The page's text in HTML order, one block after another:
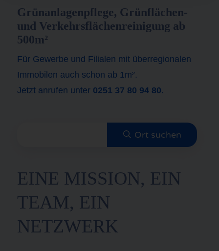
Grünanlagenpflege, Grünflächen-
und Verkehrsflächenreinigung ab
500m²
Für Gewerbe und Filialen mit überregionalen
Immobilen auch schon ab 1m².
Jetzt anrufen unter 0251 37 80 94 80.
EINE MISSION, EIN
TEAM, EIN
NETZWERK